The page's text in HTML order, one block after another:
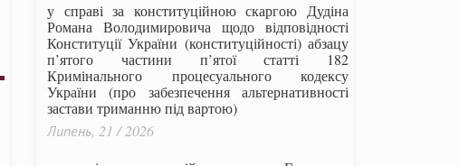
у справі за конституційною скаргою Дудіна
Романа Володимировича щодо відповідності
Конституції України (конституційності) абзацу
п’ятого частини п’ятої статті 182
Кримінального процесуального кодексу
України (про забезпечення альтернативності
застави триманню під вартою)
Липень, 21 / 2026